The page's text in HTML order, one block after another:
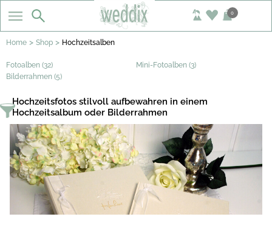
0
Home > Shop > Hochzeitsalben
Fotoalben (32)
Mini-Fotoalben (3)
Bilderrahmen (5)
Hochzeitsfotos stilvoll aufbewahren in einem
Hochzeitsalbum oder Bilderrahmen